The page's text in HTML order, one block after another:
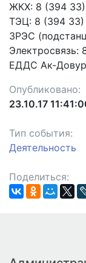
ЖКХ: 8 (394
ТЭЦ: 8 (394 33)
ЗРЭС
Электросвязь:
ЕДДС Ак-
Опубликовано:
23.10.17
Тип события:
Деятельность
Поделиться: